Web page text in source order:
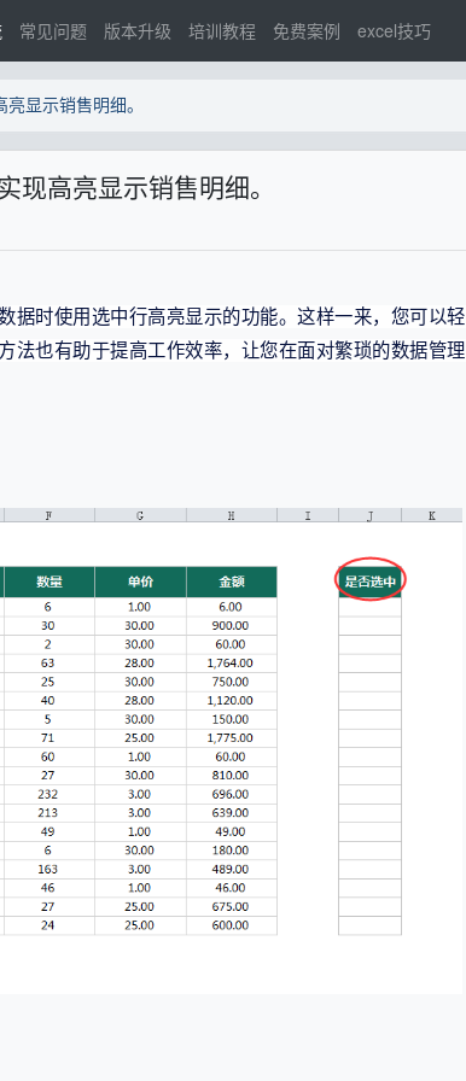
常见问题 版本升级 培训教程 免费案例 excel技巧
显示销售明细。
高亮显示销售明细。
据时使用选中行高亮显示的功能。这样一来，您可以轻
法也有助于提高工作效率，让您在面对繁琐的数据管理